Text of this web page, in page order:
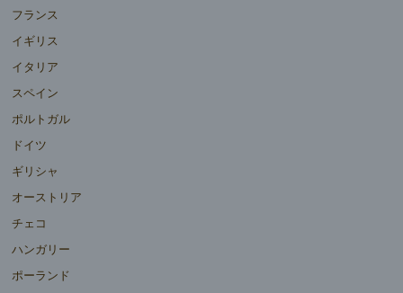
フランス
イギリス
イタリア
スペイン
ポルトガル
ドイツ
ギリシャ
オーストリア
チェコ
ハンガリー
ポーランド